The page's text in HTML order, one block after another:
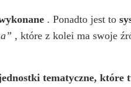
. Ponadto jest to
, które z kolei ma swoje
tematyczne, które